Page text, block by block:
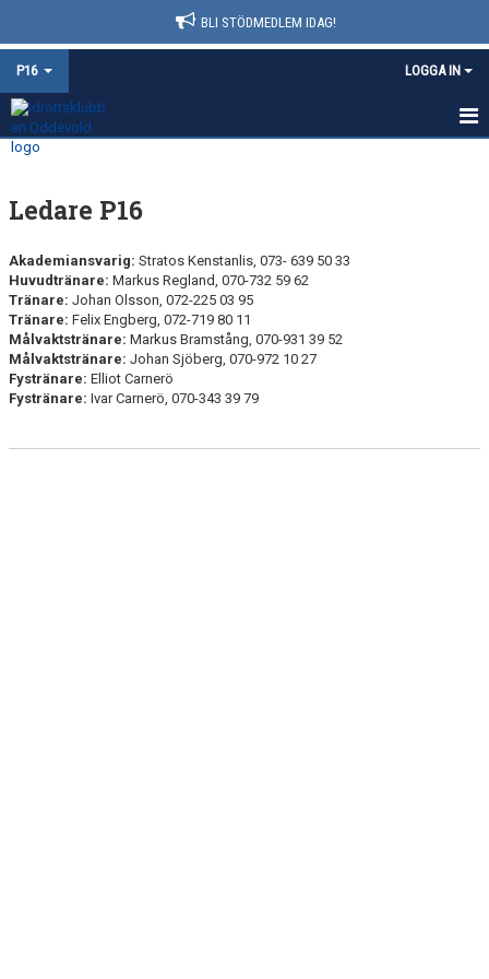
BLI STÖDMEDLEM IDAG!
P16 LOGGA IN
HEM
NYHETER
KALENDER
MATCHER
TRUPPEN
BILDGALLERI
Ledare P16
Akademiansvarig: Stratos Kenstanlis, 073- 639 50 33
Huvudtränare: Markus Regland, 070-732 59 62
Tränare: Johan Olsson, 072-225 03 95
Tränare: Felix Engberg, 072-719 80 11
Målvaktstränare: Markus Bramstång, 070-931 39 52
Målvaktstränare: Johan Sjöberg, 070-972 10 27
Fystränare: Elliot Carnerö
Fystränare: Ivar Carnerö, 070-343 39 79